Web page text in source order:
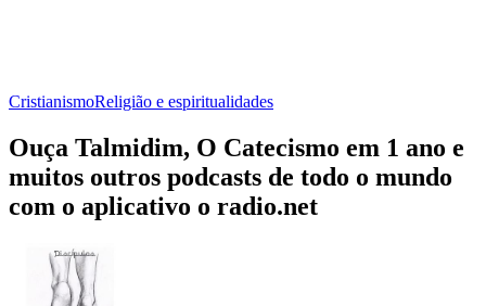
CristianismoReligião e espiritualidades
Ouça Talmidim, O Catecismo em 1 ano e
muitos outros podcasts de todo o mundo
com o aplicativo o radio.net